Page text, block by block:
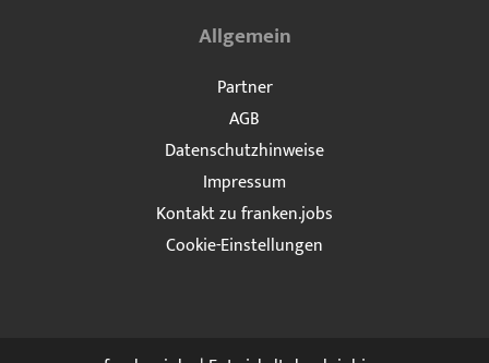
Allgemein
Partner
AGB
Datenschutzhinweise
Impressum
Kontakt zu franken.jobs
Cookie-Einstellungen